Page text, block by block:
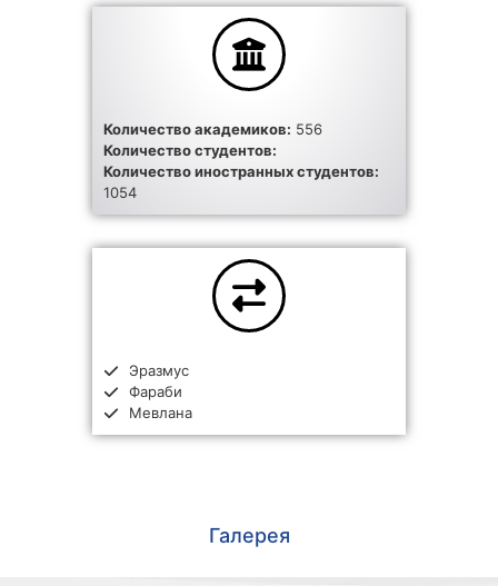
Количество академиков: 556
Количество студентов:
Количество иностранных студентов:
1054
Эразмус
Фараби
Мевлана
Галерея